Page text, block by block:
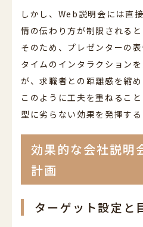
しかし、Web説明会には直
情の伝わり方が制限されると
そのため、プレゼンターの
タイムのインタラクション
が、求職者との距離感を縮め
このように工夫を重ねるこ
型に劣らない効果を発揮する
効果的な会社説明
計画
ターゲット設定と